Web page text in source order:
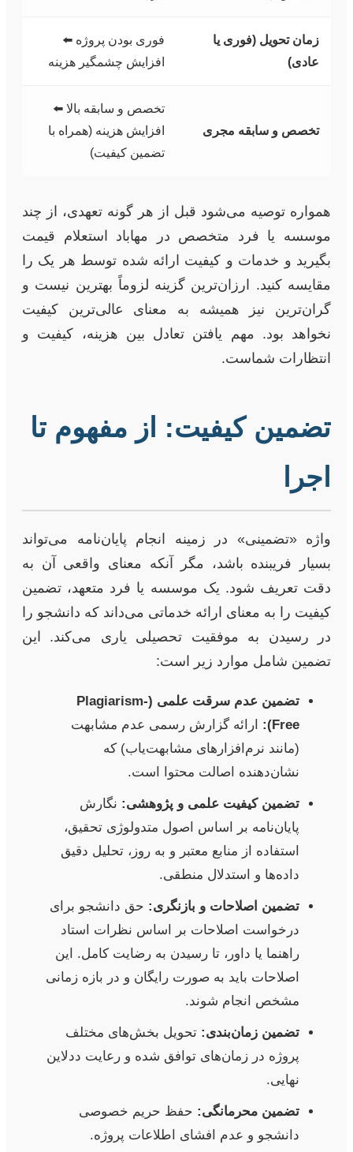
زمان تحویل (فوری یا
عادی)
فوری بودن پروژه ⬅️
افزایش چشمگیر هزینه
تخصص و سابقه مجری
تخصص و سابقه بالا ⬅️
افزایش هزینه (همراه با
تضمین کیفیت)
همواره توصیه می‌شود قبل از هر گونه تعهدی، از چند
موسسه یا فرد متخصص در مهاباد استعلام قیمت
بگیرید و خدمات و کیفیت ارائه شده توسط هر یک را
مقایسه کنید. ارزان‌ترین گزینه لزوماً بهترین نیست و
گران‌ترین نیز همیشه به معنای عالی‌ترین کیفیت
نخواهد بود. مهم یافتن تعادل بین هزینه، کیفیت و
انتظارات شماست.
تضمین کیفیت: از مفهوم تا
اجرا
واژه «تضمینی» در زمینه انجام پایان‌نامه می‌تواند
بسیار فریبنده باشد، مگر آنکه معنای واقعی آن به
دقت تعریف شود. یک موسسه یا فرد متعهد، تضمین
کیفیت را به معنای ارائه خدماتی می‌داند که دانشجو را
در رسیدن به موفقیت تحصیلی یاری می‌کند. این
تضمین شامل موارد زیر است:
تضمین عدم سرقت علمی (Plagiarism-
Free):
ارائه گزارش رسمی عدم مشابهت
(مانند نرم‌افزارهای مشابهت‌یاب) که
نشان‌دهنده اصالت محتوا است.
تضمین کیفیت علمی و پژوهشی: نگارش
پایان‌نامه بر اساس اصول متدولوژی تحقیق،
استفاده از منابع معتبر و به روز، تحلیل دقیق
داده‌ها و استدلال منطقی.
تضمین اصلاحات و بازنگری: حق دانشجو برای
درخواست اصلاحات بر اساس نظرات استاد
راهنما یا داور، تا رسیدن به رضایت کامل. این
اصلاحات باید به صورت رایگان و در بازه زمانی
مشخص انجام شوند.
تضمین زمان‌بندی: تحویل بخش‌های مختلف
پروژه در زمان‌های توافق شده و رعایت ددلاین
نهایی.
تضمین محرمانگی: حفظ حریم خصوصی
دانشجو و عدم افشای اطلاعات پروژه.